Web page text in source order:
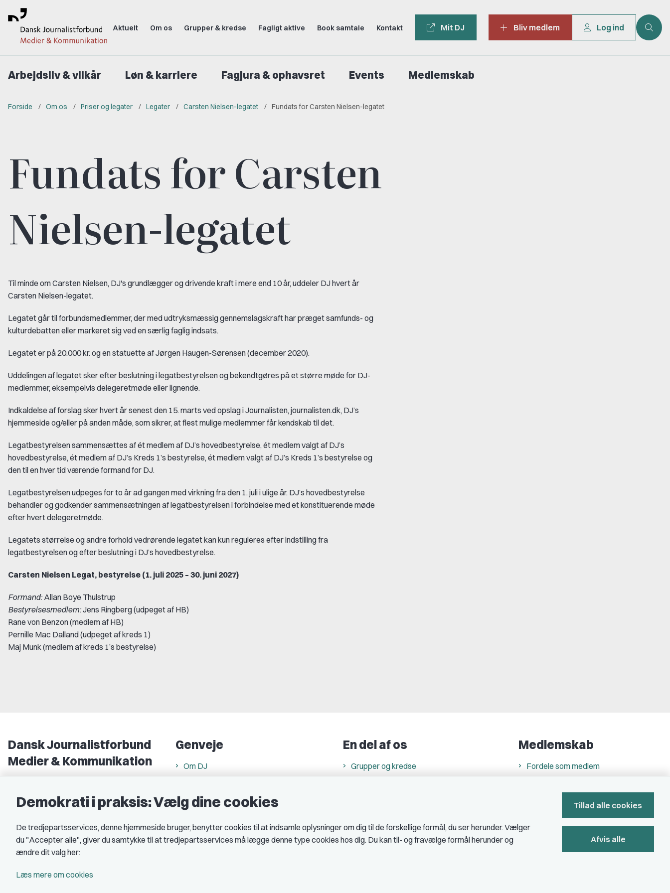
Aktuelt Om os Grupper & kredse Fagligt aktive Book samtale Kontakt Mit DJ Bliv medlem Log ind
Arbejdsliv & vilkår Løn & karriere Fagjura & ophavsret Events Medlemskab
Forside Om os Priser og legater Legater Carsten Nielsen-legatet Fundats for Carsten Nielsen-legatet
Fundats for Carsten
Nielsen-legatet
Til minde om Carsten Nielsen, DJ's grundlægger og drivende kraft i mere end 10 år, uddeler DJ hvert år
Carsten Nielsen-legatet.
Legatet går til forbundsmedlemmer, der med udtryksmæssig gennemslagskraft har præget samfunds- og
kulturdebatten eller markeret sig ved en særlig faglig indsats.
Legatet er på 20.000 kr. og en statuette af Jørgen Haugen-Sørensen (december 2020).
Uddelingen af legatet sker efter beslutning i legatbestyrelsen og bekendtgøres på et større møde for DJ-
medlemmer, eksempelvis delegeretmøde eller lignende.
Indkaldelse af forslag sker hvert år senest den 15. marts ved opslag i Journalisten, journalisten.dk, DJ’s
hjemmeside og/eller på anden måde, som sikrer, at flest mulige medlemmer får kendskab til det.
Legatbestyrelsen sammensættes af ét medlem af DJ’s hovedbestyrelse, ét medlem valgt af DJ’s
hovedbestyrelse, ét medlem af DJ’s Kreds 1’s bestyrelse, ét medlem valgt af DJ’s Kreds 1’s bestyrelse og
den til en hver tid værende formand for DJ.
Legatbestyrelsen udpeges for to år ad gangen med virkning fra den 1. juli i ulige år. DJ’s hovedbestyrelse
behandler og godkender sammensætningen af legatbestyrelsen i forbindelse med et konstituerende møde
efter hvert delegeretmøde.
Legatets størrelse og andre forhold vedrørende legatet kan kun reguleres efter indstilling fra
legatbestyrelsen og efter beslutning i DJ’s hovedbestyrelse.
Carsten Nielsen Legat, bestyrelse (1. juli 2025 – 30. juni 2027)
Formand: Allan Boye Thulstrup
Bestyrelsesmedlem:Jens Ringberg (udpeget af HB)
Rane von Benzon (medlem af HB)
Pernille Mac Dalland (udpeget af kreds 1)
Maj Munk (medlem af kreds 1’s bestyrelse)
Dansk Journalistforbund
Medier & Kommunikation
EAN nr.: 5790002490071
Kontakt DJ
Genveje
Om DJ
Find freelancer
Rettighedsmidler hos DJ
Åbnings- og telefontider
En del af os
Grupper og kredse
Medlemskab
Fordele som medlem
Bliv medlem
Demokrati i praksis: Vælg dine cookies
De tredjepartsservices, denne hjemmeside bruger, benytter cookies til at indsamle oplysninger om dig til de forskellige formål, du ser herunder. Vælger
du "Accepter alle", giver du samtykke til at tredjepartsservices må lægge denne type cookies hos dig. Du kan til- og fravælge formål herunder og
ændre dit valg her:
Læs mere om cookies
Tillad alle cookies
Afvis alle